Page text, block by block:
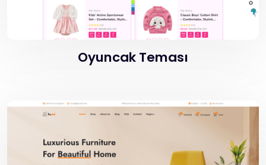
Oyuncak Teması